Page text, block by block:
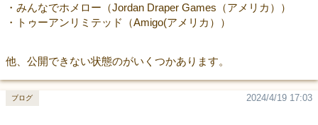
・みんなでホメロー（Jordan Draper Games（アメリカ））
・トゥーアンリミテッド（Amigo(アメリカ））
他、公開できない状態のがいくつかあります。
2024/4/19 17:03
ブログ